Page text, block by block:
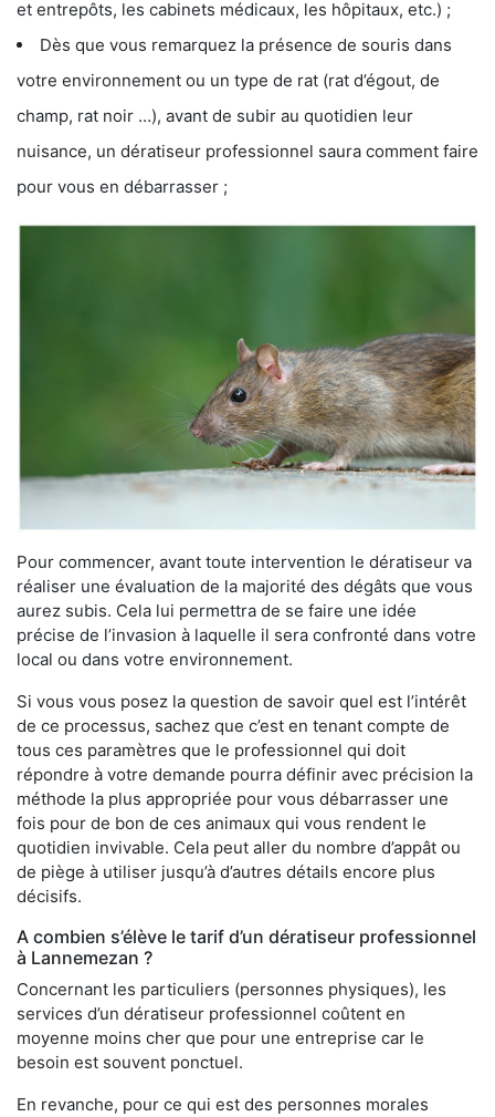
et entrepôts, les cabinets médicaux, les hôpitaux, etc.) ;
Dès que vous remarquez la présence de souris dans
votre environnement ou un type de rat (rat d’égout, de
champ, rat noir …), avant de subir au quotidien leur
nuisance, un dératiseur professionnel saura comment faire
pour vous en débarrasser ;
Pour commencer, avant toute intervention le dératiseur va
réaliser une évaluation de la majorité des dégâts que vous
aurez subis. Cela lui permettra de se faire une idée
précise de l’invasion à laquelle il sera confronté dans votre
local ou dans votre environnement.
Si vous vous posez la question de savoir quel est l’intérêt
de ce processus, sachez que c’est en tenant compte de
tous ces paramètres que le professionnel qui doit
répondre à votre demande pourra définir avec précision la
méthode la plus appropriée pour vous débarrasser une
fois pour de bon de ces animaux qui vous rendent le
quotidien invivable. Cela peut aller du nombre d’appât ou
de piège à utiliser jusqu’à d’autres détails encore plus
décisifs.
A combien s’élève le tarif d’un dératiseur professionnel
à Lannemezan ?
Concernant les particuliers (personnes physiques), les
services d’un dératiseur professionnel coûtent en
moyenne moins cher que pour une entreprise car le
besoin est souvent ponctuel.
En revanche, pour ce qui est des personnes morales